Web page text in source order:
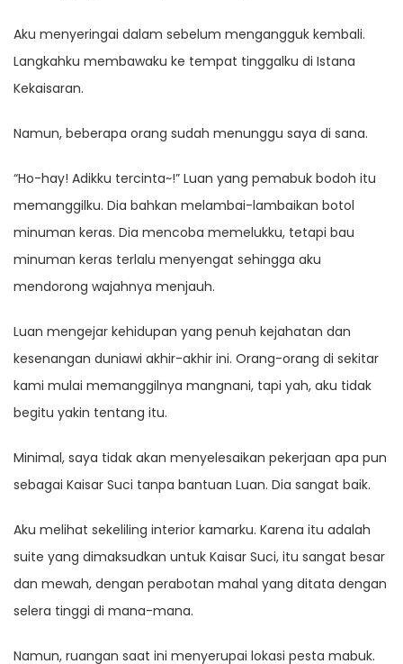
Aku menyeringai dalam sebelum mengangguk kembali.
Langkahku membawaku ke tempat tinggalku di Istana
Kekaisaran.
Namun, beberapa orang sudah menunggu saya di sana.
“Ho-hay! Adikku tercinta~!” Luan yang pemabuk bodoh itu
memanggilku. Dia bahkan melambai-lambaikan botol
minuman keras. Dia mencoba memelukku, tetapi bau
minuman keras terlalu menyengat sehingga aku
mendorong wajahnya menjauh.
Luan mengejar kehidupan yang penuh kejahatan dan
kesenangan duniawi akhir-akhir ini. Orang-orang di sekitar
kami mulai memanggilnya mangnani, tapi yah, aku tidak
begitu yakin tentang itu.
Minimal, saya tidak akan menyelesaikan pekerjaan apa pun
sebagai Kaisar Suci tanpa bantuan Luan. Dia sangat baik.
Aku melihat sekeliling interior kamarku. Karena itu adalah
suite yang dimaksudkan untuk Kaisar Suci, itu sangat besar
dan mewah, dengan perabotan mahal yang ditata dengan
selera tinggi di mana-mana.
Namun, ruangan saat ini menyerupai lokasi pesta mabuk.